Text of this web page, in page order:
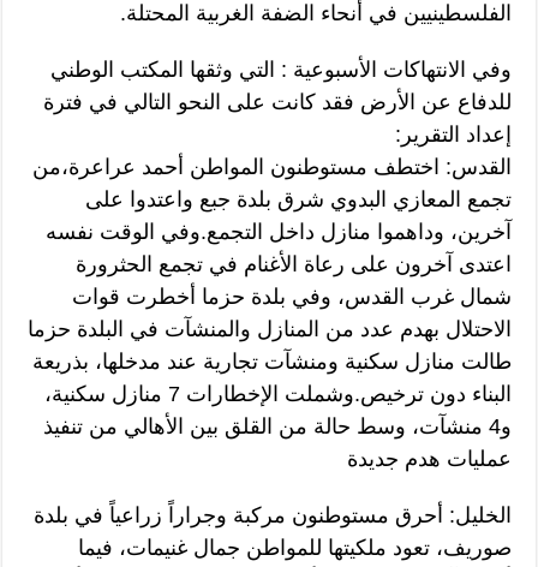
الفلسطينيين في أنحاء الضفة الغربية المحتلة.
وفي الانتهاكات الأسبوعية : التي وثقها المكتب الوطني
للدفاع عن الأرض فقد كانت على النحو التالي في فترة
إعداد التقرير:
القدس: اختطف مستوطنون المواطن أحمد عراعرة،من
تجمع المعازي البدوي شرق بلدة جبع واعتدوا على
آخرين، وداهموا منازل داخل التجمع.وفي الوقت نفسه
اعتدى آخرون على رعاة الأغنام في تجمع الحثرورة
شمال غرب القدس، وفي بلدة حزما أخطرت قوات
الاحتلال بهدم عدد من المنازل والمنشآت في البلدة حزما
طالت منازل سكنية ومنشآت تجارية عند مدخلها، بذريعة
البناء دون ترخيص.وشملت الإخطارات 7 منازل سكنية،
و4 منشآت، وسط حالة من القلق بين الأهالي من تنفيذ
عمليات هدم جديدة
الخليل: أحرق مستوطنون مركبة وجراراً زراعياً في بلدة
صوريف، تعود ملكيتها للمواطن جمال غنيمات، فيما